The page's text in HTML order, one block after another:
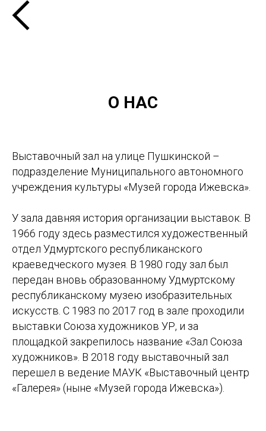
О НАС
Выставочный зал на улице Пушкинской –
подразделение Муниципального автономного
учреждения культуры «Музей города Ижевска».
У зала давняя история организации выставок. В
1966 году здесь разместился художественный
отдел Удмуртского республиканского
краеведческого музея. В 1980 году зал был
передан вновь образованному Удмуртскому
республиканскому музею изобразительных
искусств. С 1983 по 2017 год в зале проходили
выставки Союза художников УР, и за
площадкой закрепилось название «Зал Союза
художников». В 2018 году выставочный зал
перешел в ведение МАУК «Выставочный центр
«Галерея» (ныне «Музей города Ижевска»).